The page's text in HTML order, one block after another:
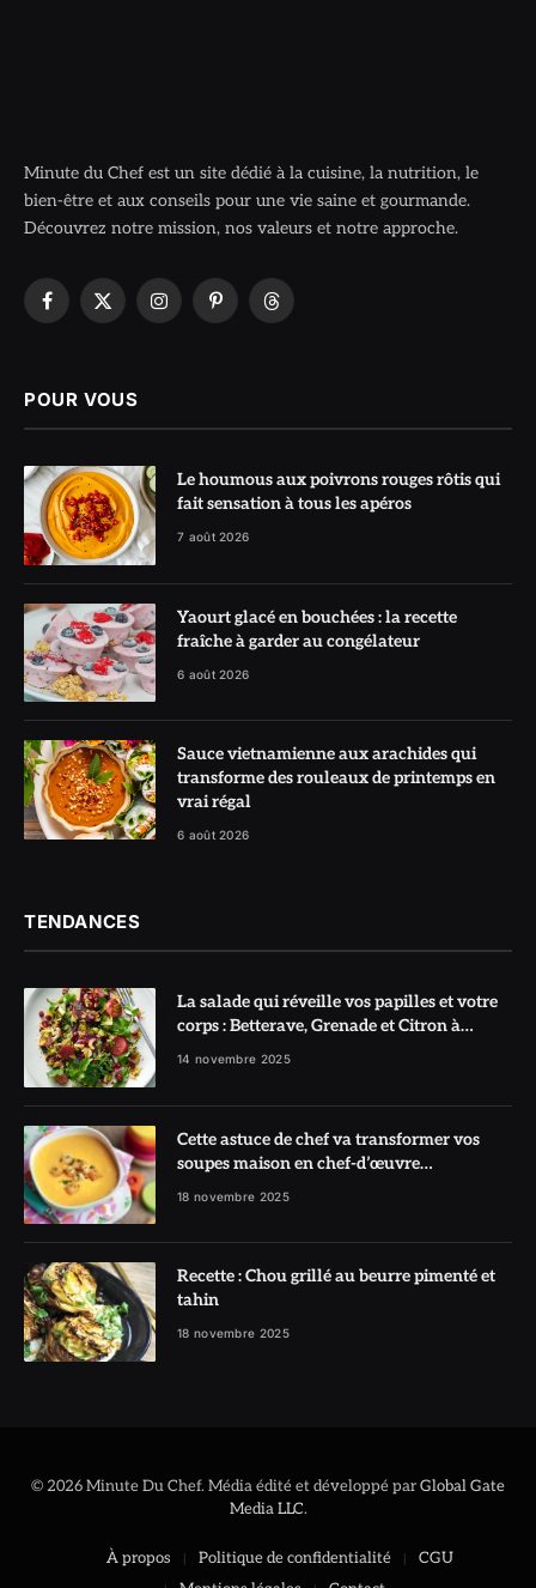
Minute du Chef est un site dédié à la cuisine, la nutrition, le
bien-être et aux conseils pour une vie saine et gourmande.
Découvrez notre mission, nos valeurs et notre approche.
Facebook
X
InstagramPinterestThreads
POUR VOUS
Le houmous aux poivrons rouges rôtis qui
fait sensation à tous les apéros
7 août 2026
Yaourt glacé en bouchées : la recette
fraîche à garder au congélateur
6 août 2026
Sauce vietnamienne aux arachides qui
transforme des rouleaux de printemps en
vrai régal
6 août 2026
TENDANCES
La salade qui réveille vos papilles et votre
corps : Betterave, Grenade et Citron à
l’honneur
14 novembre 2025
Cette astuce de chef va transformer vos
soupes maison en chef-d’œuvre
réconfortant
18 novembre 2025
Recette : Chou grillé au beurre pimenté et
tahin
18 novembre 2025
© 2026 Minute Du Chef. Média édité et développé parGlobal Gate
Media LLC.
À propos Politique de confidentialité
CGU